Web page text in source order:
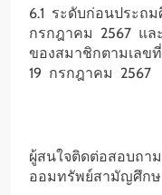
6.1 ระดับก่อนประถ
กรกฎาคม 2567 แล
ของสมาชิกตามเล
19 กรกฎาคม 2567
ผู้สนใจติดต่อสอบถา
ออมทรัพย์สามัญศึกษ